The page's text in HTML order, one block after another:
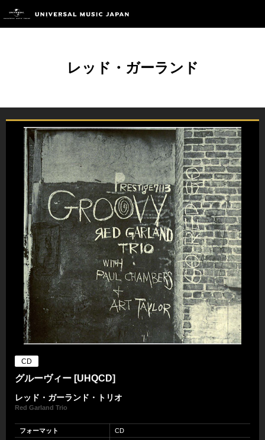
レッド・ガーランド
CD
グルーヴィー [UHQCD]
レッド・ガーランド・トリオ
Red Garland Trio
フォーマット
CD